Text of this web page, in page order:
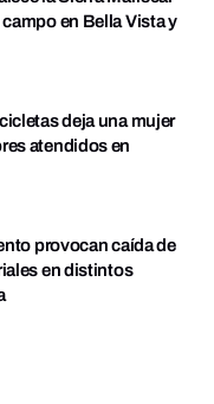
en Bella Vista y
deja una mujer
atendidos en
provocan caída de
en distintos